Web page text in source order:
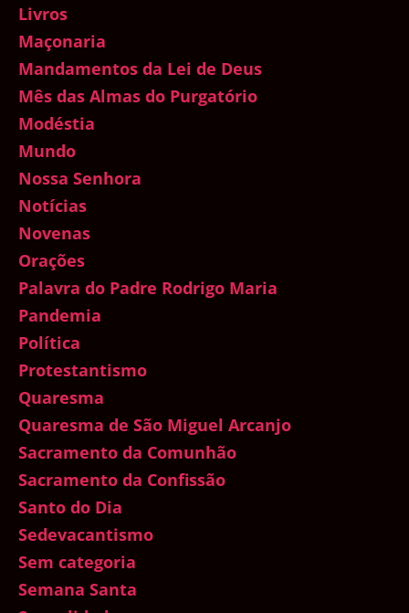
Livros
Maçonaria
Mandamentos da Lei de Deus
Mês das Almas do Purgatório
Modéstia
Mundo
Nossa Senhora
Notícias
Novenas
Orações
Palavra do Padre Rodrigo Maria
Pandemia
Política
Protestantismo
Quaresma
Quaresma de São Miguel Arcanjo
Sacramento da Comunhão
Sacramento da Confissão
Santo do Dia
Sedevacantismo
Sem categoria
Semana Santa